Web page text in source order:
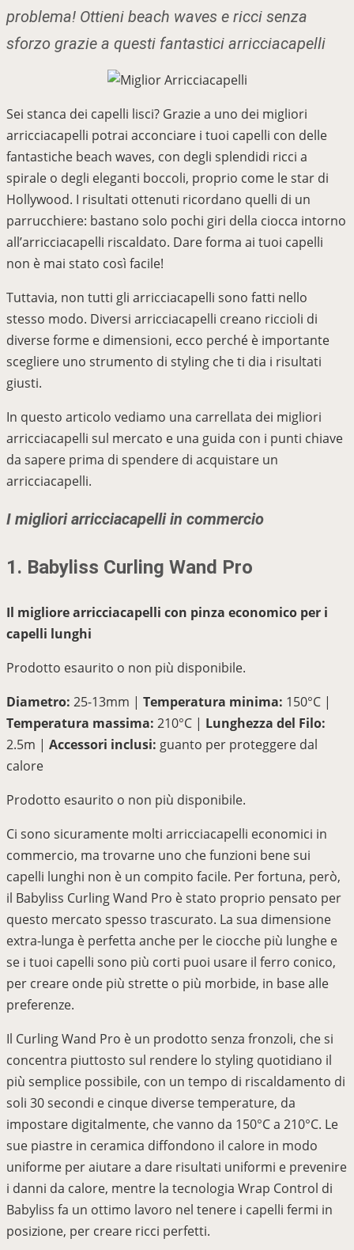
problema! Ottieni beach waves e ricci senza
sforzo grazie a questi fantastici arricciacapelli
Sei stanca dei capelli lisci? Grazie a uno dei migliori
arricciacapelli potrai acconciare i tuoi capelli con delle
fantastiche beach waves, con degli splendidi ricci a
spirale o degli eleganti boccoli, proprio come le star di
Hollywood. I risultati ottenuti ricordano quelli di un
parrucchiere: bastano solo pochi giri della ciocca intorno
all’arricciacapelli riscaldato. Dare forma ai tuoi capelli
non è mai stato così facile!
Tuttavia, non tutti gli arricciacapelli sono fatti nello
stesso modo. Diversi arricciacapelli creano riccioli di
diverse forme e dimensioni, ecco perché è importante
scegliere uno strumento di styling che ti dia i risultati
giusti.
In questo articolo vediamo una carrellata dei migliori
arricciacapelli sul mercato e una guida con i punti chiave
da sapere prima di spendere di acquistare un
arricciacapelli.
I migliori arricciacapelli in commercio
1. Babyliss Curling Wand Pro
Il migliore arricciacapelli con pinza economico per i
capelli lunghi
Prodotto esaurito o non più disponibile.
Diametro: 25-13mm | Temperatura minima: 150°C |
Temperatura massima: 210°C | Lunghezza del Filo:
2.5m | Accessori inclusi: guanto per proteggere dal
calore
Prodotto esaurito o non più disponibile.
Ci sono sicuramente molti arricciacapelli economici in
commercio, ma trovarne uno che funzioni bene sui
capelli lunghi non è un compito facile. Per fortuna, però,
il Babyliss Curling Wand Pro è stato proprio pensato per
questo mercato spesso trascurato. La sua dimensione
extra-lunga è perfetta anche per le ciocche più lunghe e
se i tuoi capelli sono più corti puoi usare il ferro conico,
per creare onde più strette o più morbide, in base alle
preferenze.
Il Curling Wand Pro è un prodotto senza fronzoli, che si
concentra piuttosto sul rendere lo styling quotidiano il
più semplice possibile, con un tempo di riscaldamento di
soli 30 secondi e cinque diverse temperature, da
impostare digitalmente, che vanno da 150°C a 210°C. Le
sue piastre in ceramica diffondono il calore in modo
uniforme per aiutare a dare risultati uniformi e prevenire
i danni da calore, mentre la tecnologia Wrap Control di
Babyliss fa un ottimo lavoro nel tenere i capelli fermi in
posizione, per creare ricci perfetti.